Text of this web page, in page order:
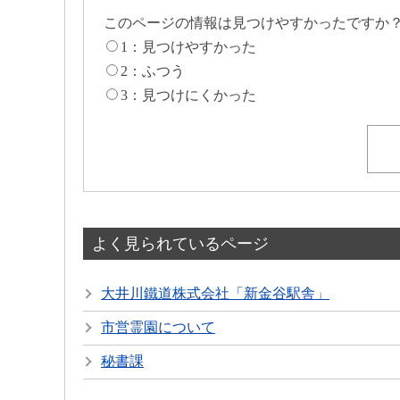
このページの情報は見つけやすかったですか
1：見つけやすかった
2：ふつう
3：見つけにくかった
よく見られているページ
大井川鐵道株式会社「新金谷駅舎」
市営霊園について
秘書課